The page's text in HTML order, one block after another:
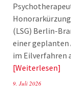
(LSG) Berlin-
einer geplanten
im Eilverfahren
Weiterlesen
9. Juli 2026